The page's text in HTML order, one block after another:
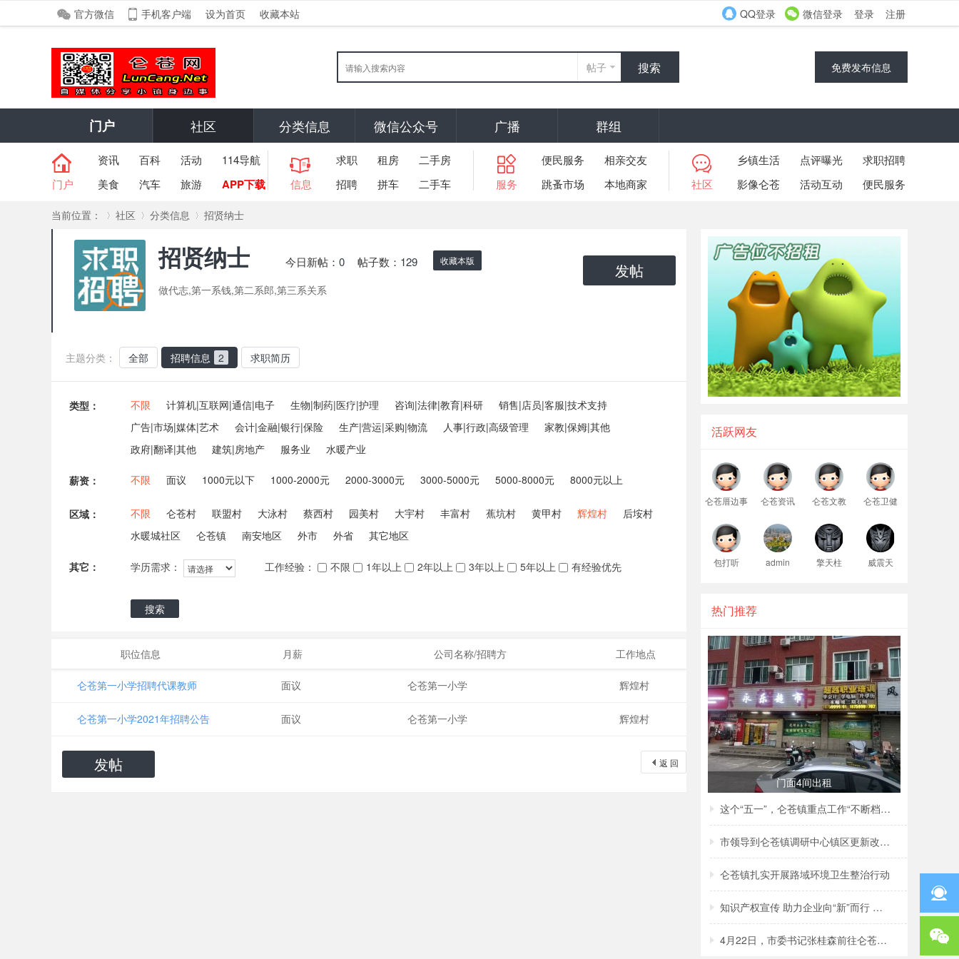
官方微信 手机客户端 设为首页 收藏本站 QQ登录 微信登录 登录 注册
帖子 搜索 免费发布信息
门户 社区 分类信息 微信公众号 广播 群组
门户
资讯 百科 活动
114导航
美食
汽车 旅游 APP下载 信息
求职 租房
二手房
招聘
拼车 二手车 服务
便民服务
相亲交友
跳蚤市场
本地商家 社区
乡镇生活 点评曝光
求职招聘
影像仑苍
活动互动 便民服务
当前位置：
»
社区
›
分类信息 招贤纳士
招贤纳士 今日新帖： 0 帖子数： 129 收藏本版
做代志,第一系钱,第二系郎,第三系关系
发帖
主题分类： 全部 招聘信息 2 求职简历
类型： 不限 计算机|互联网|通信|电子 生物|制药|医疗|护理 咨询|法律|教育|科研
销售|店员|客服|技术支持
广告|市场|媒体|艺术
会计|金融|银行|保险 生产|营运|采购|物流 人事|行政|高级管理
家教|保姆|其他
政府|翻译|其他
建筑|房地产 服务业 水暖产业
薪资： 不限 面议 1000元以下 1000-2000元 2000-3000元 3000-5000元 5000-8000元 8000元以上
区域： 不限 仑苍村 联盟村 大泳村 蔡西村 园美村 大宇村 丰富村 蕉坑村 黄甲村 辉煌村
后垵村
水暖城社区
仑苍镇 南安地区 外市 外省 其它地区
其它： 学历需求： 工作经验： 不限 1年以上 2年以上 3年以上 5年以上 有经验优先
搜索
职位信息 月薪 公司名称/招聘方 工作地点
仑苍第一小学招聘代课教师 面议 仑苍第一小学 辉煌村
仑苍第一小学2021年招聘公告 面议 仑苍第一小学 辉煌村
返 回
发帖
活跃网友
仑苍厝边事 仑苍资讯 仑苍文教 仑苍卫健
包打听 admin 擎天柱 威震天
热门推荐
门面4间出租
这个“五一”，仑苍镇重点工作“不断档”！
市领导到仑苍镇调研中心镇区更新改造项目建
仑苍镇扎实开展路域环境卫生整治行动
知识产权宣传 助力企业向“新”而行 ——仑
4月22日，市委书记张桂森前往仑苍镇、洪濑